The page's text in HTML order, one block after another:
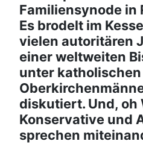
Familiensynode in
Es brodelt im
vielen autoritären
einer weltweiten
unter katholischen
diskutiert. Und, oh
Konservative und
sprechen